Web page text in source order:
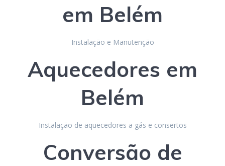
em Belém
Instalação e Manutenção
Aquecedores em
Belém
Instalação de aquecedores a gás e consertos
Conversão de